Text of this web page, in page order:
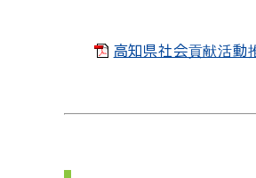
高知県社会貢献活動